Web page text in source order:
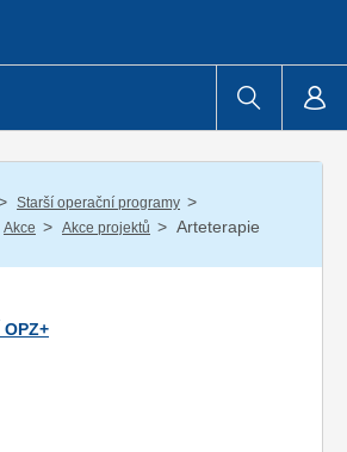
Starší operační programy /
Akce / Akce projektů / Arteterapie
OPZ+